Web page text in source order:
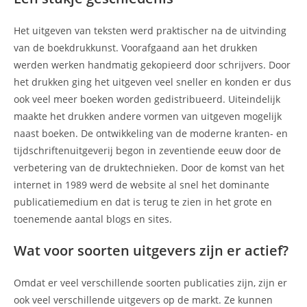
Het uitgeven van teksten werd praktischer na de uitvinding
van de boekdrukkunst. Voorafgaand aan het drukken
werden werken handmatig gekopieerd door schrijvers. Door
het drukken ging het uitgeven veel sneller en konden er dus
ook veel meer boeken worden gedistribueerd. Uiteindelijk
maakte het drukken andere vormen van uitgeven mogelijk
naast boeken. De ontwikkeling van de moderne kranten- en
tijdschriftenuitgeverij begon in zeventiende eeuw door de
verbetering van de druktechnieken. Door de komst van het
internet in 1989 werd de website al snel het dominante
publicatiemedium en dat is terug te zien in het grote en
toenemende aantal blogs en sites.
Wat voor soorten uitgevers zijn er actief?
Omdat er veel verschillende soorten publicaties zijn, zijn er
ook veel verschillende uitgevers op de markt. Ze kunnen